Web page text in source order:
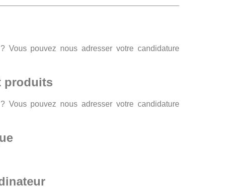
Vous pouvez nous adresser votre candidature
produits
Vous pouvez nous adresser votre candidature